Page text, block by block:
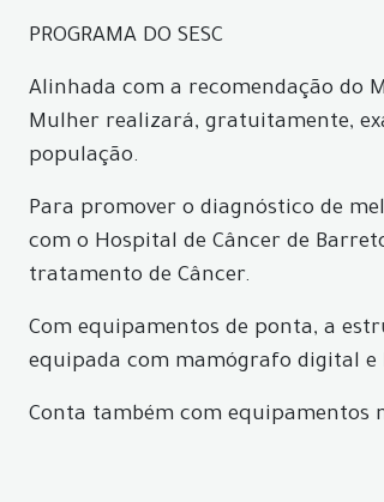
PROGRAMA DO SESC
Alinhada com a recomendação do
Mulher realizará, gratuitamente,
população.
Para promover o diagnóstico de
com o Hospital de Câncer de
tratamento de Câncer.
Com equipamentos de ponta, a
equipada com mamógrafo digital e
Conta também com equipamentos